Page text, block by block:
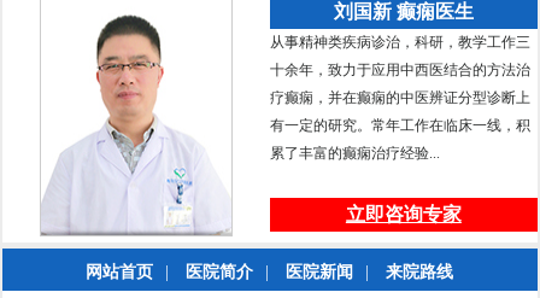
刘国新 癫痫医生
从事精神类疾病诊治，科研，教学工作三
十余年，致力于应用中西医结合的方法治
疗癫痫，并在癫痫的中医辨证分型诊断上
有一定的研究。常年工作在临床一线，积
累了丰富的癫痫治疗经验...
立即咨询专家
网站首页 医院简介 医院新闻 来院路线